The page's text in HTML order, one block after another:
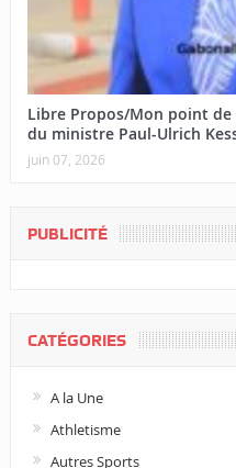
Libre Propos/Mon point
du ministre Paul-Ulrich
juin 07, 2026
PUBLICITÉ
CATÉGORIES
A la Une
Athletisme
Autres Sports